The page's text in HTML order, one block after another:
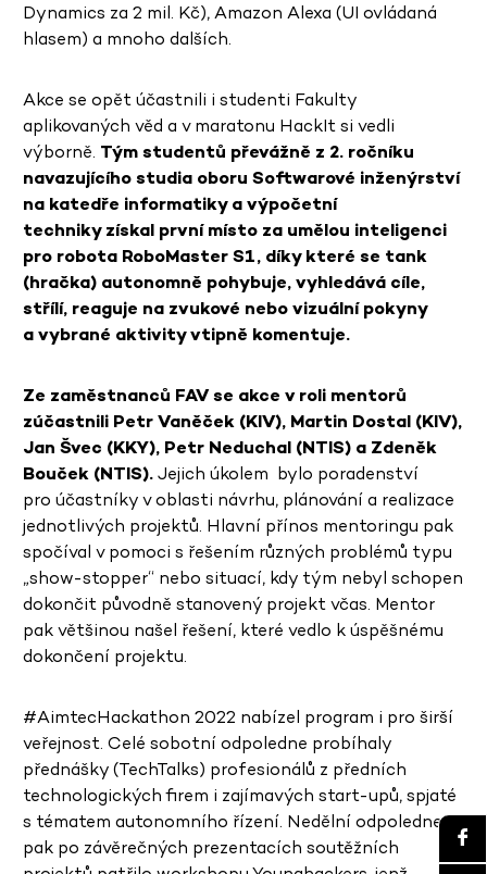
Dynamics za 2 mil. Kč), Amazon Alexa (UI ovládaná
hlasem) a mnoho dalších.
Akce se opět účastnili i studenti Fakulty
aplikovaných věd a v maratonu HackIt si vedli
výborně. Tým studentů převážně z 2. ročníku
navazujícího studia oboru Softwarové inženýrství
na katedře informatiky a výpočetní
techniky získal první místo za umělou inteligenci
pro robota RoboMaster S1, díky které se tank
(hračka) autonomně pohybuje, vyhledává cíle,
střílí, reaguje na zvukové nebo vizuální pokyny
a vybrané aktivity vtipně komentuje.
Ze zaměstnanců FAV se akce v roli mentorů
zúčastnili Petr Vaněček (KIV), Martin Dostal (KIV),
Jan Švec (KKY), Petr Neduchal (NTIS) a Zdeněk
Bouček (NTIS).Jejich úkolem bylo poradenství
pro účastníky v oblasti návrhu, plánování a realizace
jednotlivých projektů. Hlavní přínos mentoringu pak
spočíval v pomoci s řešením různých problémů typu
„show-stopper“ nebo situací, kdy tým nebyl schopen
dokončit původně stanovený projekt včas. Mentor
pak většinou našel řešení, které vedlo k úspěšnému
dokončení projektu.
#AimtecHackathon 2022 nabízel program i pro širší
veřejnost. Celé sobotní odpoledne probíhaly
přednášky (TechTalks) profesionálů z předních
technologických firem i zajímavých start-upů, spjaté
s tématem autonomního řízení. Nedělní odpoledne
pak po závěrečných prezentacích soutěžních